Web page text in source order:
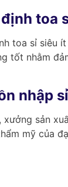
toa
toa sỉ siêu
tốt nhằm
nhập
xưởng sản
mỹ của